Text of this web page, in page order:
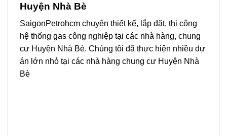
Huyện Nhà Bè
SaigonPetrohcm chuyên thiết kế, lắp đặt, thi công
hệ thống gas công nghiệp tại các nhà hàng, chung
cư Huyện Nhà Bè. Chúng tôi đã thực hiện nhiều dự
án lớn nhỏ tại các nhà hàng chung cư Huyện Nhà
Bè